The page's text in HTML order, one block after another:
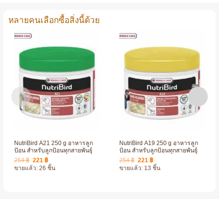
หลายคนเลือกซื้อสิ่งนี้ด้วย
NutriBird A21 250 g อาหารลูก
ป้อน สำหรับลูกป้อนทุกสายพันธุ์
254฿ Original
price
was:
221 ฿Current
price
is:
ขายแล้ว: 26 ชิ้น
NutriBird A19 250 g อาหารลูก
ป้อน สำหรับลูกป้อนทุกสายพันธุ์
254฿ Original
price
was:
221 ฿Current
price
is:
ขายแล้ว: 13 ชิ้น